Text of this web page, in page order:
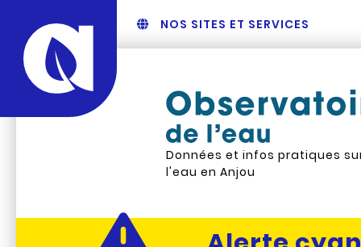
NOS SITES ET SERVICES
Données et infos pratiques
l'eau en Anjou